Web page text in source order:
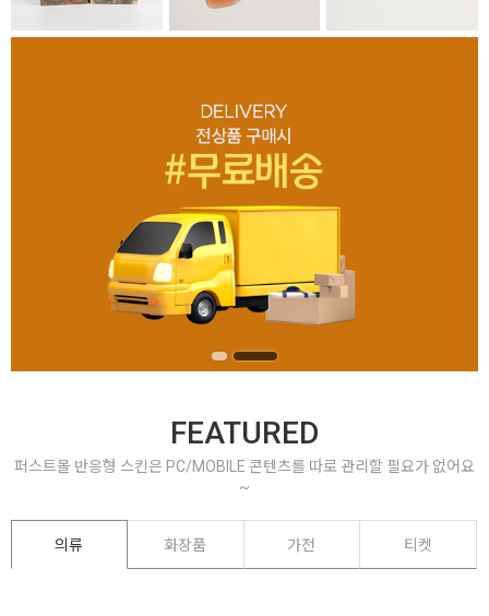
FEATURED
퍼스트몰 반응형 스킨은 PC/MOBILE 콘텐츠를 따로 관리할 필요가 없어요
~
의류 화장품 가전 티켓